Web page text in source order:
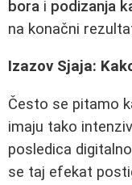
bora i podizanja
na konačni
Izazov Sjaja:
Često se pitamo
imaju tako
posledica
se taj efekat